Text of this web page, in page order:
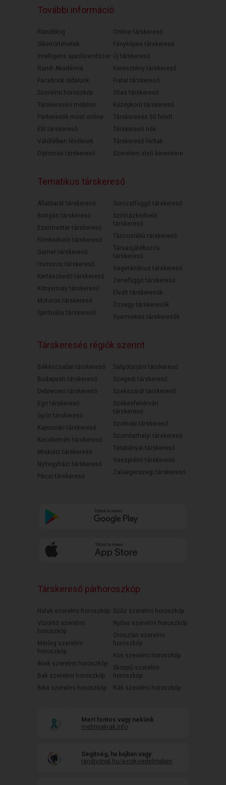
További információ
Randiblog
Sikertörténetek
Intelligens ajánlórendszer
Randi Akadémia
Facebook oldalunk
Szerelmi horoszkóp
Társkeresés mobilon
Párkeresők most online
Elit társkereső
Válófélben lévőknek
Diplomás társkereső
Online társkereső
Fényképes társkereső
Új társkereső
Keresztény társkereső
Fiatal társkereső
30as társkereső
Középkorú társkereső
Társkeresés 50 felett
Társkereső nők
Társkereső férfiak
Szerelem első keresésre
Tematikus társkereső
Állatbarát társkereső
Bringás társkereső
Ezermester társkereső
Filmkedvelő társkereső
Gamer társkereső
Humoros társkereső
Kertészkedő társkereső
Könyvmoly társkereső
Motoros társkereső
Spirituális társkereső
Sorozatfüggő társkereső
Színházkedvelő
társkereső
Táncoslábú társkereső
Társasjátékozós
társkereső
Vegetáriánus társkereső
Zenefüggő társkereső
Elvált társkeresők
Özvegy társkeresők
Gyermekes társkeresők
Társkeresés régiók szerint
Békéscsabai társkereső
Budapesti társkereső
Debreceni társkereső
Egri társkereső
Győri társkereső
Kaposvári társkereső
Kecskeméti társkereső
Miskolci társkereső
Nyíregyházi társkereső
Pécsi társkereső
Salgótarjáni társkereső
Szegedi társkereső
Szekszárdi társkereső
Székesfehérvári
társkereső
Szolnoki társkereső
Szombathelyi társkereső
Tatabányai társkereső
Veszprémi társkereső
Zalaegerszegi társkereső
Társkereső párhoroszkóp
Halak szerelmi horoszkóp
Vízöntő szerelmi
horoszkóp
Mérleg szerelmi
horoszkóp
Ikrek szerelmi horoszkóp
Bak szerelmi horoszkóp
Bika szerelmi horoszkóp
Szűz szerelmi horoszkóp
Nyilas szerelmi horoszkóp
Oroszlán szerelmi
horoszkóp
Kos szerelmi horoszkóp
Skorpió szerelmi
horoszkóp
Rák szerelmi horoszkóp
Mert fontos vagy nekünk
mehnyakrak.info
Segítség, ha bajban vagy
randivonal.hu/a-nok-vedelmeben